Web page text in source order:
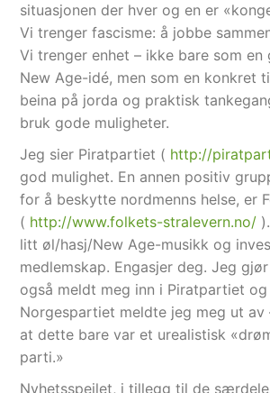
situasjonen der hver og en er
Vi trenger fascisme: å jobbe
Vi trenger enhet – ikke bare som en
New Age-idé, men som en konkret
beina på jorda og praktisk
bruk gode muligheter.
Jeg sier Piratpartiet ( http://
god mulighet. En annen positiv
for å beskytte nordmenns helse, er
( http://www.folkets-stralevern.no/
litt øl/hasj/New Age-musikk og
medlemskap. Engasjer deg. Jeg
også meldt meg inn i Piratpartiet
Norgespartiet meldte jeg meg ut av
at dette bare var et urealistisk
parti.»
Nyhetsspeilet, i tillegg til de